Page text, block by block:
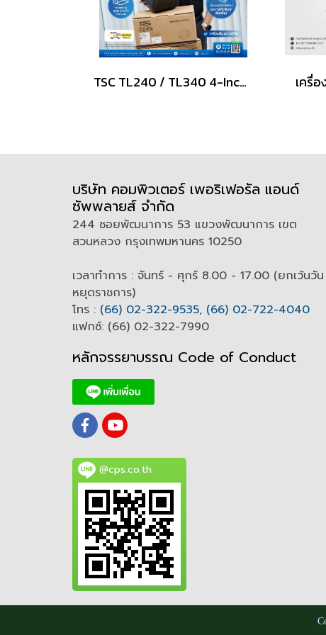
TSC TL240 / TL340 4-Inch Performance Desktop Printers
บริษัท คอมพิวเตอร์ เพอริเฟอรัล แอนด์
ซัพพลายส์ จำกัด
244 ซอยพัฒนาการ 53 แขวงพัฒนาการ เขต
สวนหลวง กรุงเทพมหานคร 10250
เวลาทำการ : จันทร์ - ศุกร์ 8.00 - 17.00 (ยกเว้นวัน
หยุดราชการ)
โทร : (66) 02-322-9535, (66) 02-722-4040
แฟกซ์: (66) 02-322-7990
หลักจรรยาบรรณ Code of Conduct
@cps.co.th